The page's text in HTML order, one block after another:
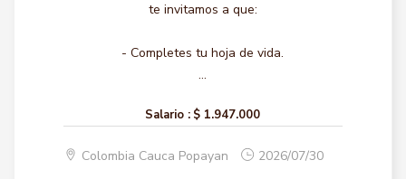
te invitamos a que:
- Completes tu hoja de vida.
...
Salario : $ 1.947.000
Colombia Cauca Popayan 2026/07/30